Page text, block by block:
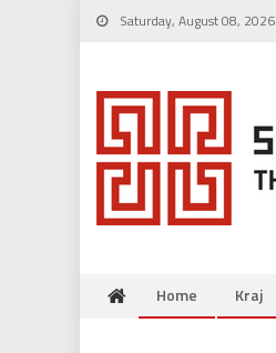
Skip
Saturday, August 08, 2026
Home Kraj